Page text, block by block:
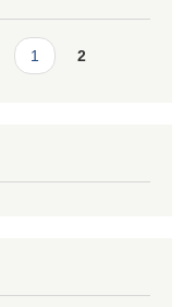
1 2